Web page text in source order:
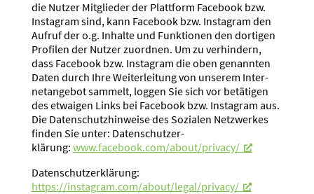
die Nutzer Mitglieder der Plattform Facebook bzw.
Instagram sind, kann Facebook bzw. Instagram den
Aufruf der o.g. Inhalte und Funktionen den dortigen
Profilen der Nutzer zuordnen. Um zu verhindern,
dass Facebook bzw. Instagram die oben genannten
Daten durch Ihre Weiter­leitung von unserem Inter­
net­an­gebot sammelt, loggen Sie sich vor betätigen
des etwaigen Links bei Facebook bzw. Instagram aus.
Die Daten­schutz­hin­weise des Sozialen Netzwerkes
finden Sie unter: Daten­schutz­er­
klärung: www.facebook.com/about/privacy/
Daten­schutz­er­klärung:
https://instagram.com/about/legal/privacy/